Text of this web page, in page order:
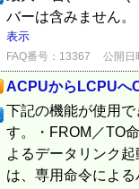
バーは含みません
表示
FAQ番号：13367 公開日
ACPUからLCPUへ
下記の機能が使用
す。・FROM／TO
よるデータリンク
は、専用命令によ